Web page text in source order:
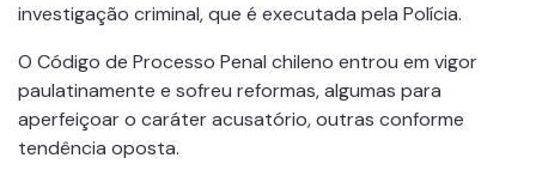
investigação criminal, que é executada pela Polícia.
O Código de Processo Penal chileno entrou em vigor
paulatinamente e sofreu reformas, algumas para
aperfeiçoar o caráter acusatório, outras conforme
tendência oposta.